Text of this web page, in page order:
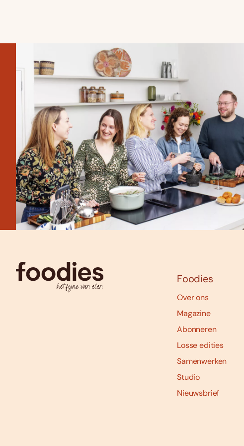
Foodies
Over ons
Magazine
Abonneren
Losse edities
Samenwerken
Studio
Nieuwsbrief